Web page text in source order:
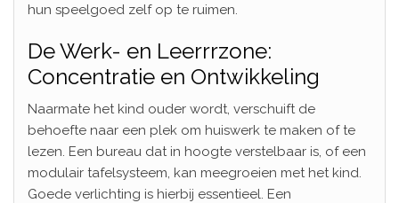
hun speelgoed zelf op te ruimen.
De Werk- en Leerrrzone:
Concentratie en Ontwikkeling
Naarmate het kind ouder wordt, verschuift de
behoefte naar een plek om huiswerk te maken of te
lezen. Een bureau dat in hoogte verstelbaar is, of een
modulair tafelsysteem, kan meegroeien met het kind.
Goede verlichting is hierbij essentieel. Een